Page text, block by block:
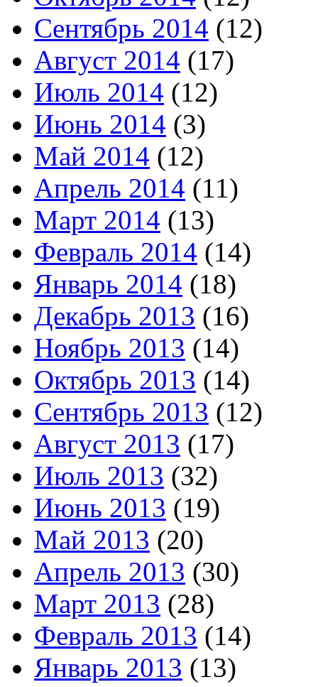
Сентябрь 2014 (12)
Август 2014 (17)
Июль 2014 (12)
Июнь 2014 (3)
Май 2014 (12)
Апрель 2014 (11)
Март 2014 (13)
Февраль 2014 (14)
Январь 2014 (18)
Декабрь 2013 (16)
Ноябрь 2013 (14)
Октябрь 2013 (14)
Сентябрь 2013 (12)
Август 2013 (17)
Июль 2013 (32)
Июнь 2013 (19)
Май 2013 (20)
Апрель 2013 (30)
Март 2013 (28)
Февраль 2013 (14)
Январь 2013 (13)